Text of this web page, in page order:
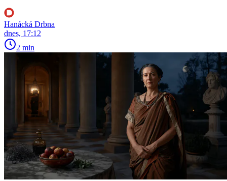
Hanácká Drbna
dnes, 17:12
2 min